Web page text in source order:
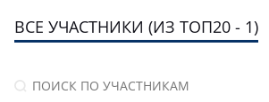
ВСЕ УЧАСТНИКИ (ИЗ ТОП20 - 1)